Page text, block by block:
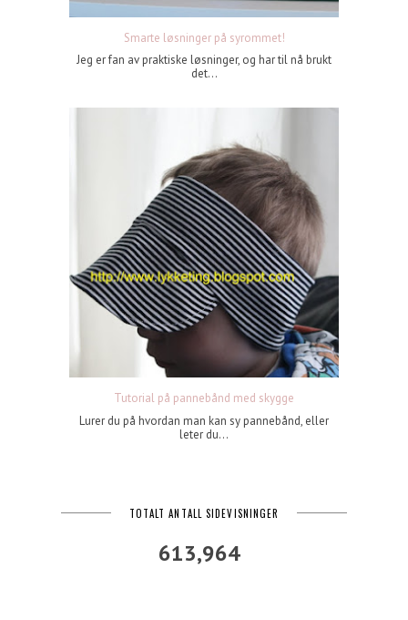
Smarte løsninger på syrommet!
Jeg er fan av praktiske løsninger, og har til nå brukt
det...
Tutorial på pannebånd med skygge
Lurer du på hvordan man kan sy pannebånd, eller
leter du...
TOTALT ANTALL SIDEVISNINGER
613,964